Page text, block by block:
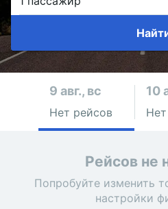
9 авг., вс
Нет рейсов
10
Рейсов не
Попробуйте изменить
настройки